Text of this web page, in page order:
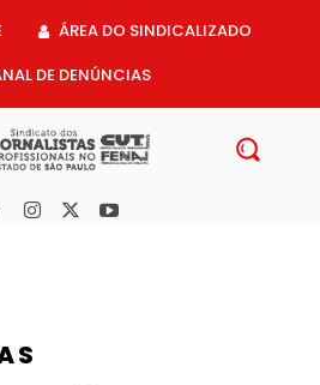
ÁREA DO SINDICALIZADO
DE DENÚNCIAS